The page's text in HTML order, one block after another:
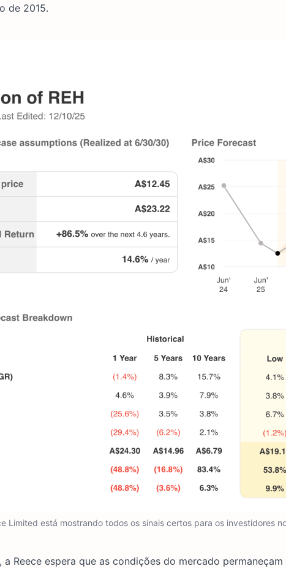
de 2015.
Limited está mostrando todos os sinais certos para os investidores
a Reece espera que as condições do mercado